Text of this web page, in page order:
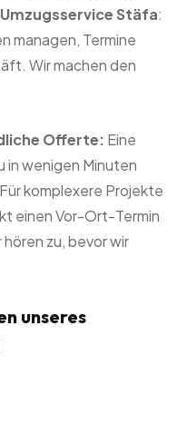
Umzugsservice Stäfa:
managen, Termine
Wir machen den
Offerte: Eine
in wenigen Minuten
komplexere Projekte
einen Vor-Ort-Termin
zu, bevor wir
unseres